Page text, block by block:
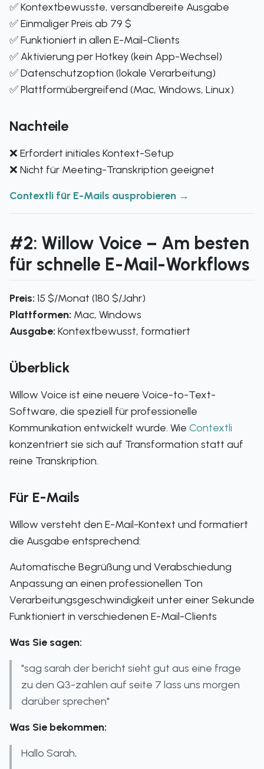
✅ Kontextbewusste, versandbereite Ausgabe
✅ Einmaliger Preis ab 79 $
✅ Funktioniert in allen E-Mail-Clients
✅ Aktivierung per Hotkey (kein App-Wechsel)
✅ Datenschutzoption (lokale Verarbeitung)
✅ Plattformübergreifend (Mac, Windows, Linux)
Nachteile
❌ Erfordert initiales Kontext-Setup
❌ Nicht für Meeting-Transkription geeignet
Contextli für E-Mails ausprobieren →
#2: Willow Voice – Am besten
für schnelle E-Mail-Workflows
Preis: 15 $/Monat (180 $/Jahr)
Plattformen: Mac, Windows
Ausgabe: Kontextbewusst, formatiert
Überblick
Willow Voice ist eine neuere Voice-to-Text-
Software, die speziell für professionelle
Kommunikation entwickelt wurde. Wie Contextli
konzentriert sie sich auf Transformation statt auf
reine Transkription.
Für E-Mails
Willow versteht den E-Mail-Kontext und formatiert
die Ausgabe entsprechend:
Automatische Begrüßung und Verabschiedung
Anpassung an einen professionellen Ton
Verarbeitungsgeschwindigkeit unter einer Sekunde
Funktioniert in verschiedenen E-Mail-Clients
Was Sie sagen:
"sag sarah der bericht sieht gut aus eine frage
zu den Q3-zahlen auf seite 7 lass uns morgen
darüber sprechen"
Was Sie bekommen:
Hallo Sarah,